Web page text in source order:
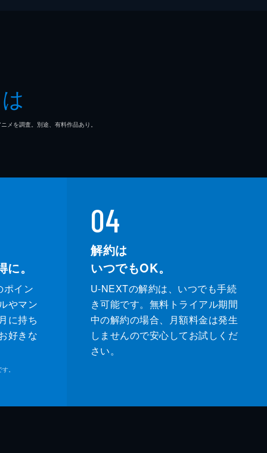
を調査。別途、有料作品あり。
。
ポイン
やマン
に持ち
好きな
。
04
解約は
いつでもOK。
U-NEXTの解約は、いつでも手続
き可能です。無料トライアル期間
中の解約の場合、月額料金は発生
しませんので安心してお試しくだ
さい。